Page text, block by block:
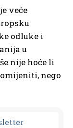
veće
odluke i
u
nije hoće li
nego